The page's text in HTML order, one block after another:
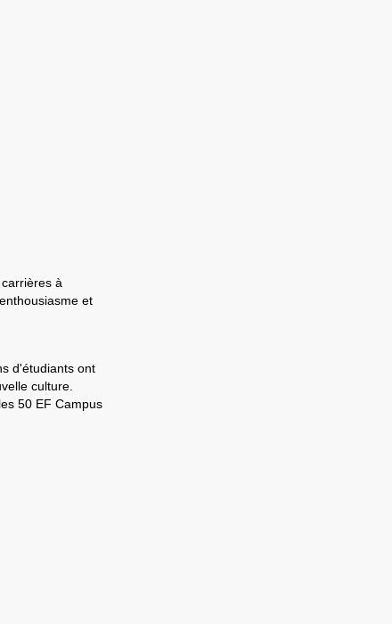
à
et
d'étudiants ont
culture.
50 EF Campus